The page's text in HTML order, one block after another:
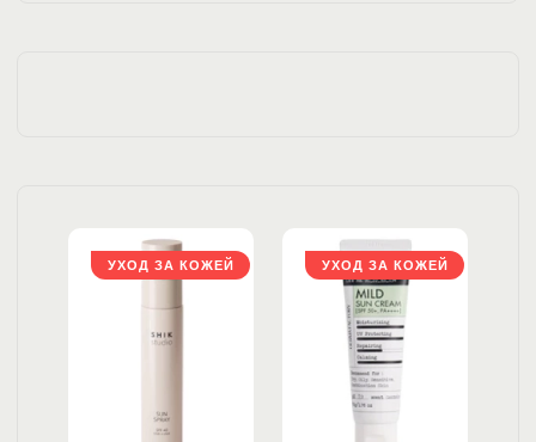
УХОД ЗА КОЖЕЙ УХОД ЗА КОЖЕЙ